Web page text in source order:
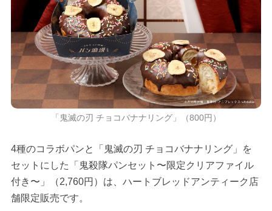
「鬼滅の刃 チョコバナナリング」（800円）
4種のコラボパンと「鬼滅の刃 チョコバナナリング」を
セットにした「鬼殺隊パンセット〜限定クリアファイル
付き〜」（2,760円）は、ハートブレッドアンティーク店
舗限定販売です。